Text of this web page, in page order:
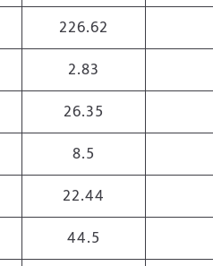
226.62
2.83
26.35
8.5
22.44
44.5